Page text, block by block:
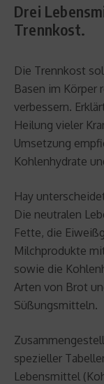
Drei
Trennkost.
Die Trennkost
Basen im Körper
verbessern.
Heilung vieler
Umsetzung
Kohlenhydrate
Hay
Die neutralen
Fette, die
Milchprodukte
sowie die
Arten von Brot
Süßungsmitteln.
spezieller
Lebensmittel